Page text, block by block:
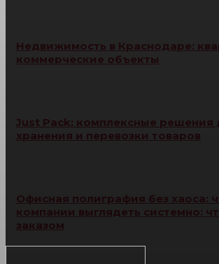
Недвижимость в Краснодаре:
коммерческие объекты
Just Pack: комплексные решения
хранения и перевозки товаров
Офисная полиграфия без хаоса:
компании выглядеть системно:
заказом